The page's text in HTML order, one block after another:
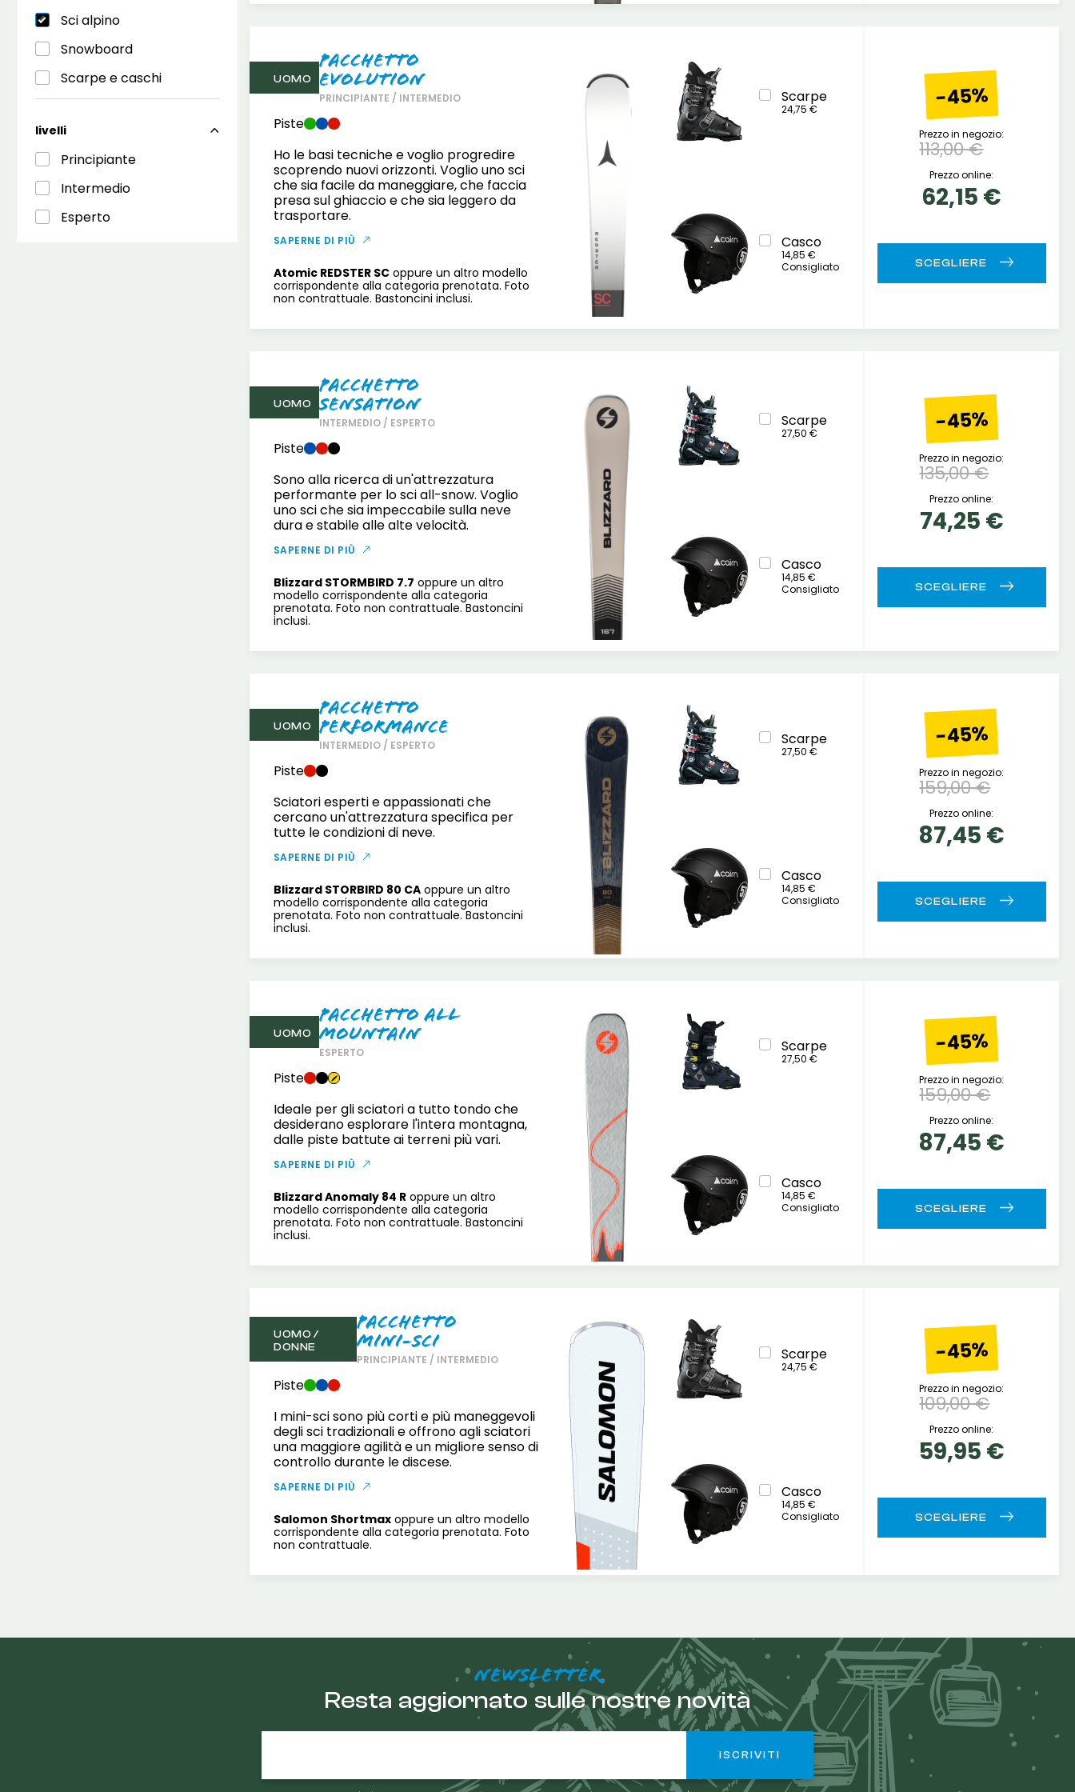
Sci alpino
Snowboard
Scarpe e caschi
livelli
Principiante
Intermedio
Esperto
UOMO
Pacchetto
Evolution
PRINCIPIANTE / INTERMEDIO
Piste
Ho le basi tecniche e voglio progredire
scoprendo nuovi orizzonti. Voglio uno sci
che sia facile da maneggiare, che faccia
presa sul ghiaccio e che sia leggero da
trasportare.
SAPERNE DI PIÙ
Atomic REDSTER SC oppure un altro modello
corrispondente alla categoria prenotata. Foto
non contrattuale. Bastoncini inclusi.
Scarpe
24,75 €
Casco
14,85 €
Consigliato
-45%
Prezzo in negozio:
113,00 €
Prezzo online:
62,15 €
UOMO
Pacchetto
Sensation
INTERMEDIO / ESPERTO
Piste
Sono alla ricerca di un'attrezzatura
performante per lo sci all-snow. Voglio
uno sci che sia impeccabile sulla neve
dura e stabile alle alte velocità.
SAPERNE DI PIÙ
Blizzard STORMBIRD 7.7 oppure un altro
modello corrispondente alla categoria
prenotata. Foto non contrattuale. Bastoncini
inclusi.
Scarpe
27,50 €
Casco
14,85 €
Consigliato
-45%
Prezzo in negozio:
135,00 €
Prezzo online:
74,25 €
UOMO
Pacchetto
Performance
INTERMEDIO / ESPERTO
Piste
Sciatori esperti e appassionati che
cercano un'attrezzatura specifica per
tutte le condizioni di neve.
SAPERNE DI PIÙ
Blizzard STORBIRD 80 CA oppure un altro
modello corrispondente alla categoria
prenotata. Foto non contrattuale. Bastoncini
inclusi.
Scarpe
27,50 €
Casco
14,85 €
Consigliato
-45%
Prezzo in negozio:
159,00 €
Prezzo online:
87,45 €
UOMO
Pacchetto All
mountain
ESPERTO
Piste
Ideale per gli sciatori a tutto tondo che
desiderano esplorare l'intera montagna,
dalle piste battute ai terreni più vari.
SAPERNE DI PIÙ
Blizzard Anomaly 84 R oppure un altro
modello corrispondente alla categoria
prenotata. Foto non contrattuale. Bastoncini
inclusi.
Scarpe
27,50 €
Casco
14,85 €
Consigliato
-45%
Prezzo in negozio:
159,00 €
Prezzo online:
87,45 €
UOMO /
DONNE
Pacchetto
Mini-Sci
PRINCIPIANTE / INTERMEDIO
Piste
I mini-sci sono più corti e più maneggevoli
degli sci tradizionali e offrono agli sciatori
una maggiore agilità e un migliore senso di
controllo durante le discese.
SAPERNE DI PIÙ
Salomon Shortmax oppure un altro modello
corrispondente alla categoria prenotata. Foto
non contrattuale.
Scarpe
24,75 €
Casco
14,85 €
Consigliato
-45%
Prezzo in negozio:
109,00 €
Prezzo online:
59,95 €
NEWSLETTER
Resta aggiornato sulle nostre novità